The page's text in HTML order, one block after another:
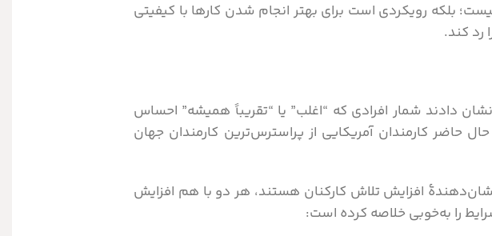
بلکه رویکردی است برای بهتر انجام شدن کارها با کیفیتی
رد کند.
دانش‌ورز در آمریکای شمالی، نشان دادند شمار افرادی که “اغلب” یا “تقریباً همیشه” احساس
کارمندان آمریکایی از پراسترس‌ترین کارمندان جهان
افزایش تلاش کارکنان هستند، هر دو با هم افزایش
را به‌خوبی خلاصه کرده است: